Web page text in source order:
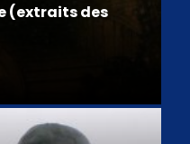
(extraits des